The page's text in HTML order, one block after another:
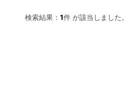
検索結果： 1件 が該当しました。